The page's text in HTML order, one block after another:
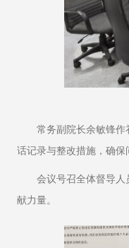
常务副院长余敏锋作
话记录与整改措施，确保
会议号召全体督导
献力量。